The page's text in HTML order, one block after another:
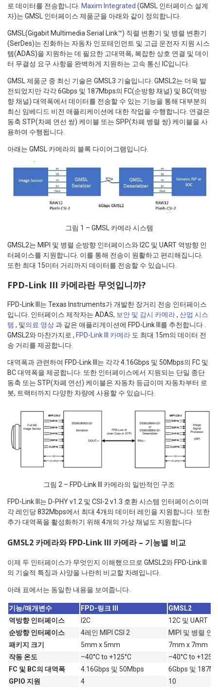
로 데이터를 전송합니다. Maxim Integrated (GMSL 인터페이스 설계
자)는 GMSL 인터페이스 제품군을 아래와 같이 정의합니다.
GMSL(Gigabit Multimedia Serial Link™) 직렬 변환기 및 병렬 변환기
(SerDes)는 진화하는 자동차 인포테인먼트 및 고급 운전자 지원 시스
템(ADAS)을 지원하는 데 필요한 고대역폭, 복잡한 상호 연결 및 데이
터 무결성 요구 사항을 완벽하게 지원하는 고속 통신 IC입니다.
GMSL 제품군 중 최신 기술은 GMSL3 기술입니다. GMSL2는 더욱 발
전되었지만 각각 6Gbps 및 187Mbps의 FC(순방향 채널) 및 BC(역방
향 채널) 대역폭에서 데이터를 전송할 수 있는 기능을 통해 대부분의
최신 임베디드 비전 애플리케이션에 대한 작업을 수행합니다. 연결은
동축 STP(차폐 연선 쌍) 케이블 또는 SPP(차폐 병렬 쌍) 케이블을 사
용하여 수행됩니다.
아래는 GMSL 카메라의 블록 다이어그램입니다.
그림 1 – GMSL 카메라 시스템
GMSL2는 MIPI 및 병렬 순방향 인터페이스와 I2C 및 UART 역방향 인
터페이스를 지원합니다. 이를 통해 전송이 원활하고 편리해집니다.
또한 최대 15미터 거리까지 데이터를 전송할 수 있습니다.
FPD-Link III 카메라란 무엇입니까?
FPD-Link III는 Texas Instruments가 개발한 장거리 전송 인터페이스
입니다. 인터페이스 제작자는 ADAS, 보안 및 감시 카메라, 산업 시스
템 , 및의료 영상과 같은 애플리게이션에 FPD-Link III를 추천합니다 .
GMSL2와 마찬가지로 , FPD-Link III 카메라 도 최대 15m의 데이터 전
송 거리를 제공합니다.
대역폭과 관련하여 FPD-Link III는 각각 4.16Gbps 및 50Mbps의 FC 및
BC 대역폭을 제공합니다. 또한 인터페이스에서 지원되는 단일 종단
동축 또는 STP(차폐 연선) 케이블은 자동차 등급이며 자동차부터 로
봇, 트랙터까지 다양한 차량에 사용할 수 있습니다.
그림 2 – FPD-Link III 카메라의 일반적인 구조
FPD-Link III는 D-PHY v1.2 및 CSI-2 v1.3 호환 시스템 인터페이스이며
각 레인당 832Mbps에서 최대 4개의 데이터 레인을 지원합니다. 또한
추가 대역폭을 활성화하기 위해 4개의 가상 채널도 지원합니다
GMSL2 카메라와 FPD-Link III 카메라 – 기능별 비교
이제 두 인터페이스가 무엇인지 이해했으므로 GMSL2와 FPD-Link III
의 기술적 특징과 사양을 나란히 비교할 차례입니다.
아래 표에서는 동일한 내용을 보여줍니다.
기능/매개변수 FPD-링크 III
GMSL2
역방향 인터페이스
I2C
12C 및 UART
순방향 인터페이스
4레인 MIPI CSI 2
MIPI 및 병렬 인
패키지 크기
5mm x 5mm
7mm x 7mm
작동 온도
–40°C to +125°C
–40°C to
FC 및 BC의 대역폭
4.16Gbps 및 50Mbps
6Gbps 및
GPIO 지원
4
10